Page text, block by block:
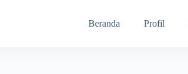
Beranda Profil